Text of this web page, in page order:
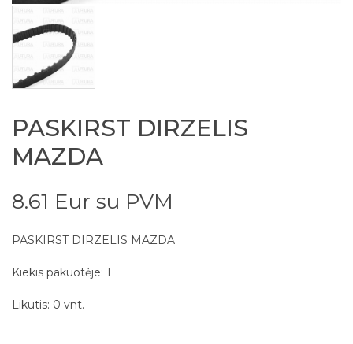
PASKIRST DIRZELIS
MAZDA
8.61 Eur su PVM
PASKIRST DIRZELIS MAZDA
Kiekis pakuotėje: 1
Likutis: 0 vnt.